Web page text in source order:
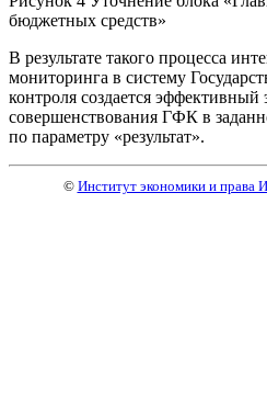
бюджетных средств»
В результате такого процесса
мониторинга в систему
контроля создается эффективный
совершенствования ГФК в
по параметру «результат».
© Институт экономики и права